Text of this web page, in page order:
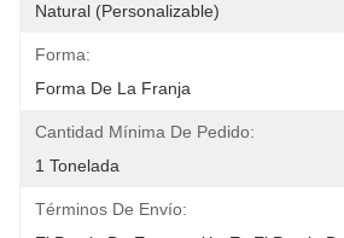
Natural (Personalizable)
Forma:
Forma De La Franja
Cantidad Mínima De Pedido:
1 Tonelada
Términos De Envío: